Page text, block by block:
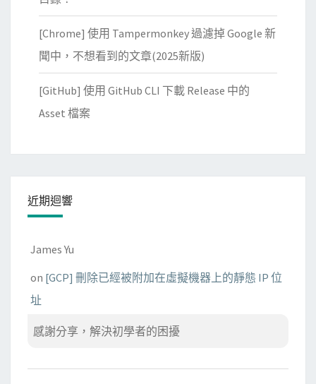
[Chrome] 使用 Tampermonkey 過濾掉 Google 新
聞中，不想看到的文章(2025新版)
[GitHub] 使用 GitHub CLI 下載 Release 中的
Asset 檔案
近期迴響
James Yu
on [GCP] 刪除已經被附加在虛擬機器上的靜態 IP 位
址
感謝分享，解決初學者的困擾